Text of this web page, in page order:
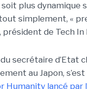
plus dynamique
simplement, «
de Tech In
secrétaire d’Etat
au Japon,
Humanity lancé